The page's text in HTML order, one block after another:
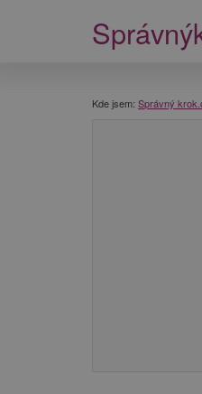
Kde jsem: Správný